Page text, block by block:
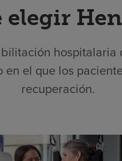
elegir
hospitalaria
el que los
recuperación.